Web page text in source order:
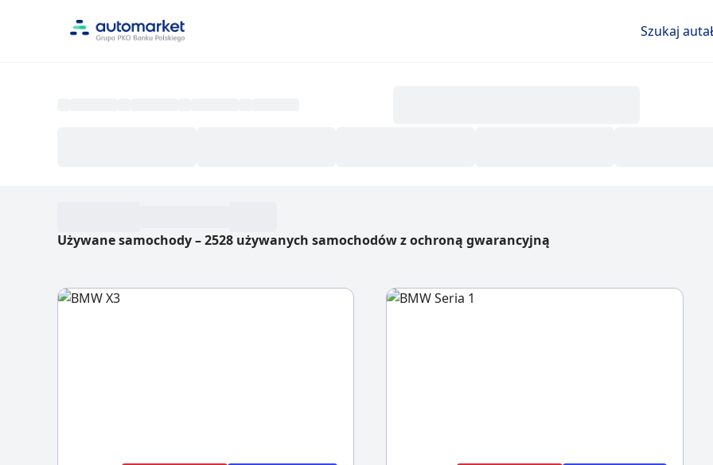
Szukaj auta
Używane samochody–2528 używanych samochodów z ochroną gwarancyjną